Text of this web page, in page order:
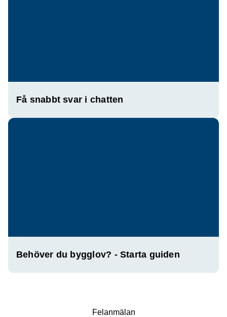
Få snabbt svar i chatten
Behöver du bygglov? - Starta guiden
Fel­anmälan